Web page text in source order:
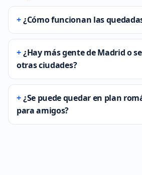
¿Cómo funcionan las
¿Hay más gente de Madrid o
otras ciudades?
¿Se puede quedar en plan
para amigos?